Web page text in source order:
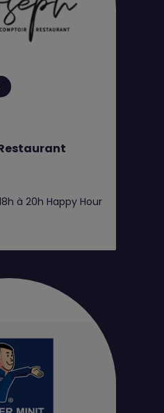
à 20h Happy Hour